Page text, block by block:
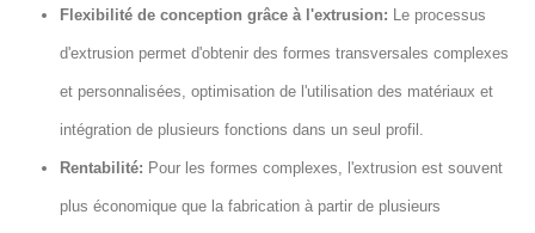
Flexibilité de conception grâce à l'extrusion: Le processus
d'extrusion permet d'obtenir des formes transversales complexes
et personnalisées, optimisation de l'utilisation des matériaux et
intégration de plusieurs fonctions dans un seul profil.
Rentabilité: Pour les formes complexes, l'extrusion est souvent
plus économique que la fabrication à partir de plusieurs